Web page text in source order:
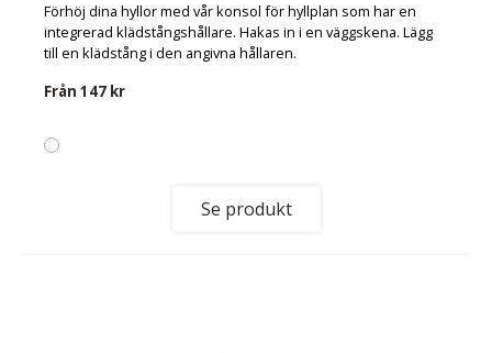
Förhöj dina hyllor med vår konsol för hyllplan som har en
integrerad klädstångshållare. Hakas in i en väggskena. Lägg
till en klädstång i den angivna hållaren.
Från 147 kr
Se produkt